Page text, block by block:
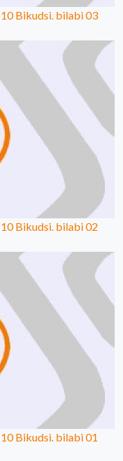
Bikudsi. bilabi 03
Bikudsi. bilabi 02
Bikudsi. bilabi 01